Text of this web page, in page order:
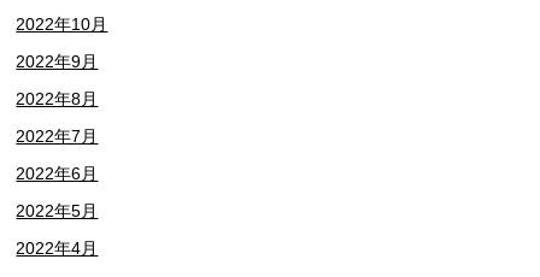
2022年10月
2022年9月
2022年8月
2022年7月
2022年6月
2022年5月
2022年4月